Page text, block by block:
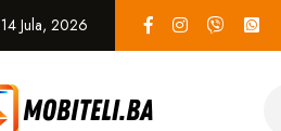
14 Jula, 2026